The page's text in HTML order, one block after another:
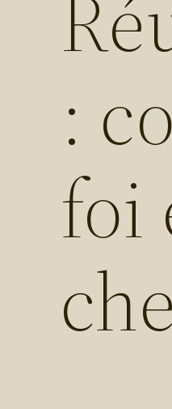
:
foi